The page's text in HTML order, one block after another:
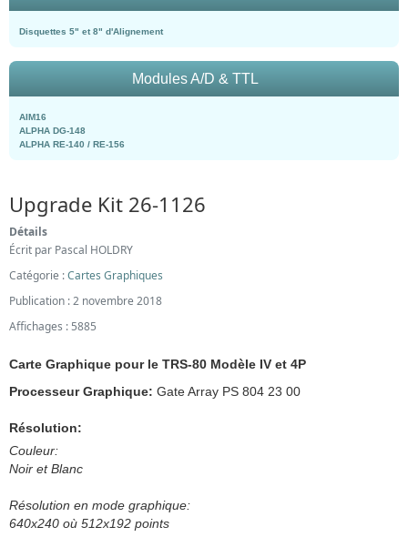
Disquettes 5" et 8" d'Alignement
Modules A/D & TTL
AIM16
ALPHA DG-148
ALPHA RE-140 / RE-156
Upgrade Kit 26-1126
Détails
Écrit par Pascal HOLDRY
Catégorie :Cartes Graphiques
Publication : 2 novembre 2018
Affichages : 5885
Carte Graphique pour le TRS-80 Modèle IV et 4P
Processeur Graphique: Gate Array PS 804 23 00
Résolution:
Couleur:
Noir et Blanc
Résolution en mode graphique:
640x240 où 512x192 points